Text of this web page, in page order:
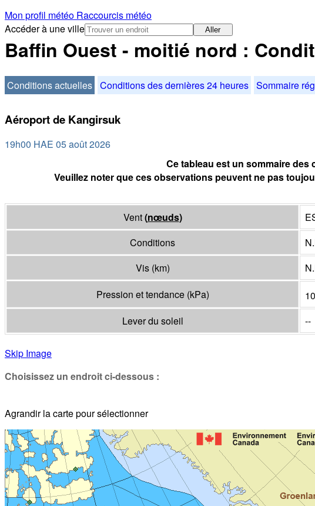
Mon profil météo Raccourcis météo
Accéder à une ville
Aller
Baffin Ouest - moitié nord :
Conditions actuelles Conditions des dernières 24 heures Sommaire
Aéroport de Kangirsuk
19h00 HAE 05 août 2026
Ce tableau est un sommaire
Veuillez noter que ces observations peuvent ne pas
Vent(nœuds)
Conditions
Vis (km)
Pression et tendance (kPa)
Lever du soleil
--
Skip Image
Choisissez un endroit ci-dessous :
Agrandir la carte pour sélectionner